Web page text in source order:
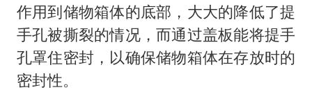
作用到储物箱体的底部，大大的降低了提
手孔被撕裂的情况，而通过盖板能将提手
孔罩住密封，以确保储物箱体在存放时的
密封性。